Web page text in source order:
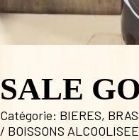
SALE
Catégorie: BIERES,
/ BOISSONS